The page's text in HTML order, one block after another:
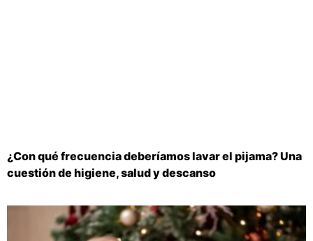
¿Con qué frecuencia deberíamos lavar el pijama? Una
cuestión de higiene, salud y descanso